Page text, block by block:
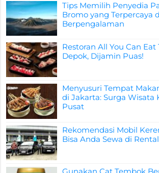
Tips Memilih Penyedia
Bromo yang Terpercaya
Berpengalaman
Restoran All You Can Eat
Depok, Dijamin Puas!
Menyusuri Tempat
di Jakarta: Surga Wisata
Pusat
Rekomendasi Mobil
Bisa Anda Sewa di